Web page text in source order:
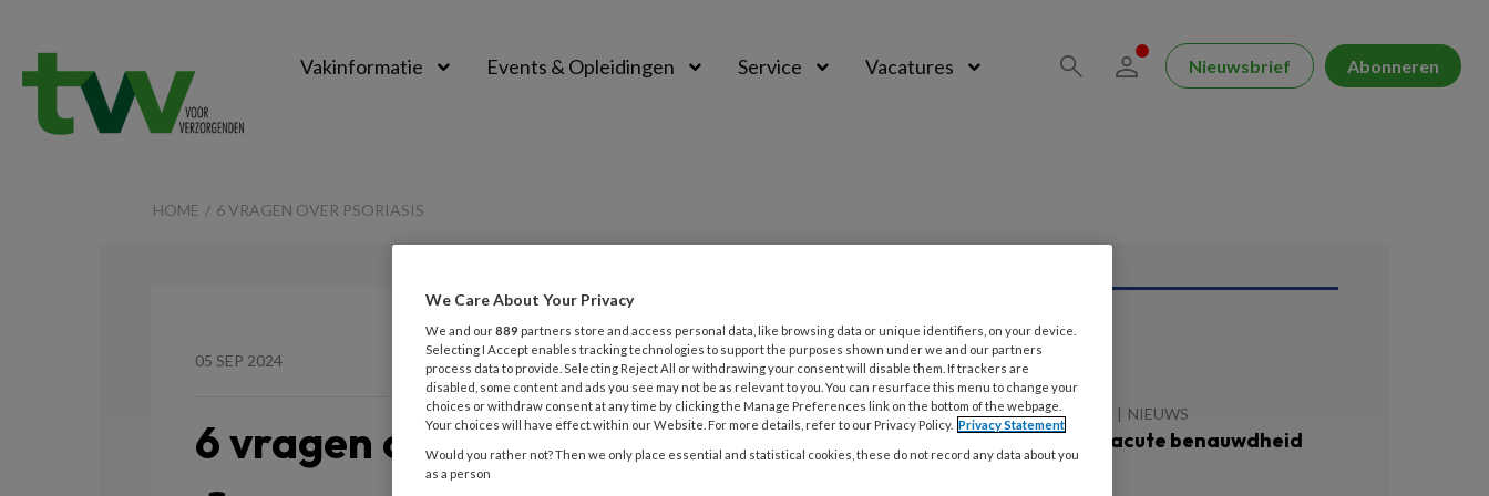
Vakinformatie Events & Opleidingen Service Vacatures Nieuwsbrief Abonneren
HOME 6 VRAGEN OVER PSORIASIS
05 SEP 2024 Opslaan Reacties 0 Delen
6 vragen over psoriasis
Lees ook
2 DECEMBER 2025 NIEUWS
9 adviezen bij acute benauwdheid
van je cliënt
We Care About Your Privacy
We and our889 partners store and access personal data, like browsing data or unique identifiers, on your device.
Selecting I Accept enables tracking technologies to support the purposes shown under we and our partners
process data to provide. Selecting Reject All or withdrawing your consent will disable them. If trackers are
disabled, some content and ads you see may not be as relevant to you. You can resurface this menu to change your
choices or withdraw consent at any time by clicking the Manage Preferences link on the bottom of the webpage.
Your choices will have effect within our Website. For more details, refer to our Privacy Policy. Privacy Statement
Would you rather not? Then we only place essential and statistical cookies, these do not record any data about you
as a person